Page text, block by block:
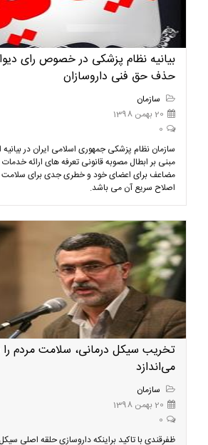
بیانیه نظام پزشکی در خصوص رای
حذف حق فنی داروسازان
سازمان
20 بهمن 1398
0
سازمان نظام پزشکی جمهوری اسلامی ایران در
مبنی بر ابطال مصوبه قانونی تعرفه های ارائه
مضاعف برای اعضای خود و خطری جدی برای سلامت
اصلاح سریع آن می باشد.
تخریب سیکل درمانی، سلامت مردم را
می‌اندازد
سازمان
20 بهمن 1398
0
ظفرقندی با تاکید براینکه داروسازی حلقه اصلی